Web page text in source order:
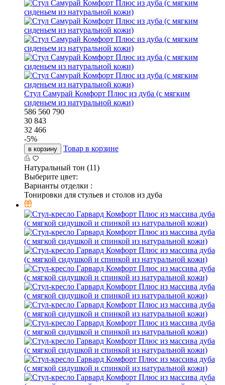
Стул Самурай Комфорт Плюс из дуба (с мягким
сиденьем из натуральной кожи)
586 560 790
30 843
32 466
-5%
в корзину Товар в корзине
Натуральный тон (11)
Выберите цвет:
Варианты отделки :
Тонировки для стульев и столов из дуба